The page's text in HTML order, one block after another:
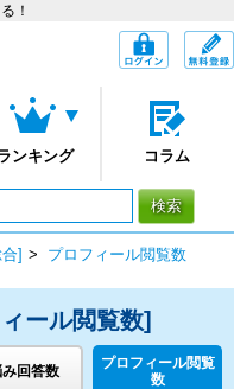
！
ンキング コラム
ログイン
検索
] > プロフィール閲覧数
ール閲覧数]
回答数
プロフィール閲覧
数